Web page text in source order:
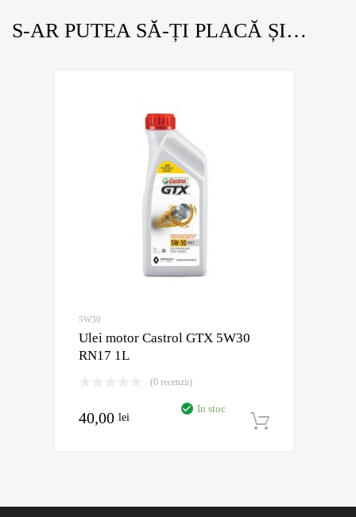
S-AR PUTEA SĂ-ȚI PLACĂ ȘI…
5W30
Ulei motor Castrol GTX 5W30
RN17 1L
(0 recenzii)
40,00 lei
In stoc